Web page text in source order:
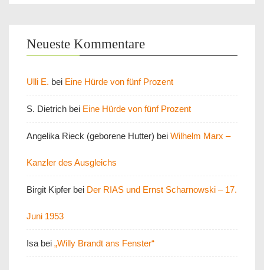
Neueste Kommentare
Ulli E. bei Eine Hürde von fünf Prozent
S. Dietrich bei Eine Hürde von fünf Prozent
Angelika Rieck (geborene Hutter) bei Wilhelm Marx –
Kanzler des Ausgleichs
Birgit Kipfer bei Der RIAS und Ernst Scharnowski – 17.
Juni 1953
Isa bei „Willy Brandt ans Fenster“